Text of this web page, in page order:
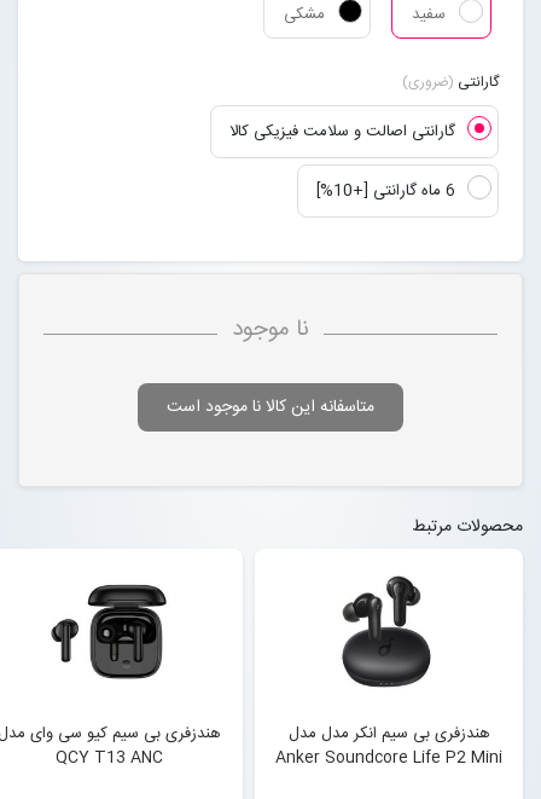
سفید مشکی
گارانتی (ضروری)
گارانتی اصالت و سلامت فیزیکی کالا
6 ماه گارانتی [+10%]
نا موجود
متاسفانه این کالا نا موجود است
محصولات مرتبط
هندزفری بی سیم انکر مدل مدل
Anker Soundcore Life P2 Mini
هندزفری بی سیم کیو سی وای
QCY T13 ANC